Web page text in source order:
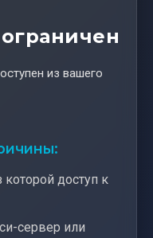
из вашего
которой доступ к
сервер или